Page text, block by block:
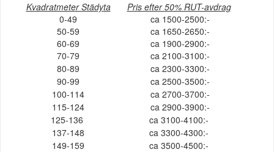
Kvadratmeter Städyta
Pris efter 50% RUT-avdrag
0-49
ca 1500-2500:-
50-59
ca 1650-2650:-
60-69
ca 1900-2900:-
70-79
ca 2100-3100:-
80-89
ca 2300-3300:-
90-99
ca 2500-3500:-
100-114
ca 2700-3700:-
115-124
ca 2900-3900:-
125-136
ca 3100-4100:-
137-148
ca 3300-4300:-
149-159
ca 3500-4500:-